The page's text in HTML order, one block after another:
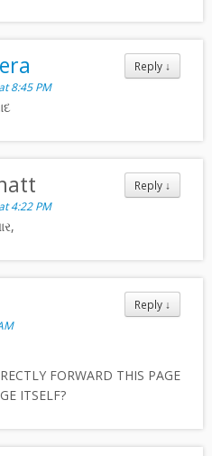
Reply ↓
8:45 PM
Reply ↓
4:22 PM
Reply ↓
FORWARD THIS PAGE
ITSELF?